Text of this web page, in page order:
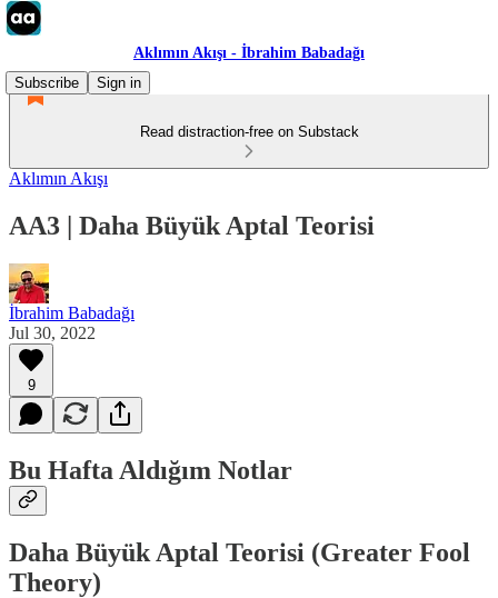
Aklımın Akışı - İbrahim Babadağı
Subscribe
Sign in
Read distraction-free on Substack
Aklımın Akışı
AA3 | Daha Büyük Aptal Teorisi
İbrahim Babadağı
Jul 30, 2022
9
Bu Hafta Aldığım Notlar
Daha Büyük Aptal Teorisi (Greater Fool
Theory)